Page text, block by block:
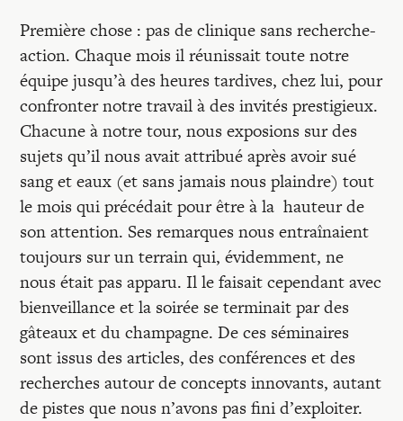
Revues
Colloque
Mon panier
Mon compte
Première chose : pas de clinique sans recherche-
action. Chaque mois il réunissait toute notre
équipe jusqu’à des heures tardives, chez lui, pour
confronter notre travail à des invités prestigieux.
Chacune à notre tour, nous exposions sur des
sujets qu’il nous avait attribué après avoir sué
sang et eaux (et sans jamais nous plaindre) tout
le mois qui précédait pour être à la hauteur de
son attention. Ses remarques nous entraînaient
toujours sur un terrain qui, évidemment, ne
nous était pas apparu. Il le faisait cependant avec
bienveillance et la soirée se terminait par des
gâteaux et du champagne. De ces séminaires
sont issus des articles, des conférences et des
recherches autour de concepts innovants, autant
de pistes que nous n’avons pas fini d’exploiter.